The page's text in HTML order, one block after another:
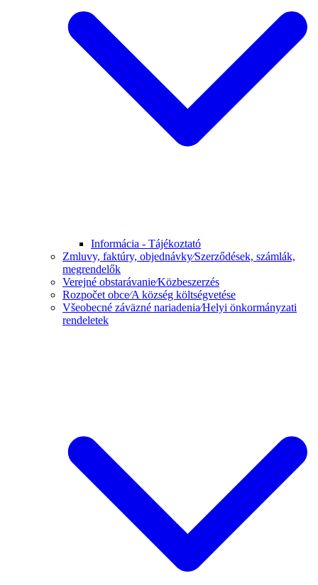
Informácia - Tájékoztató
Zmluvy, faktúry, objednávky⁄Szerződések, számlák,
megrendelők
Verejné obstarávanie⁄Közbeszerzés
Rozpočet obce⁄A község költségvetése
Všeobecné záväzné nariadenia⁄Helyi önkormányzati
rendeletek